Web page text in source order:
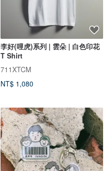
李好(哩虎)系列 | 雲朵 | 白色印花
T Shirt
711XTCM
NT$ 1,080